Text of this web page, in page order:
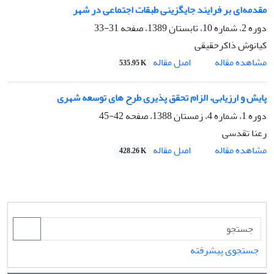
مقدمه‌ای بر فرایند جایگزینی طبقات اجتماعی در شهر
دوره 2، شماره 10، تابستان 1389، صفحه
31-33
کیانوش ذاکرحقیقی
مشاهده مقاله
اصل مقاله 535.95 K
پایش و ارزیابی، الزام تحقق پذیری طرح های توسعه شهری
دوره 1، شماره 4، زمستان 1388، صفحه
42-45
رعنا تقدسی
مشاهده مقاله
اصل مقاله 428.26 K
جستجوی پیشرفته